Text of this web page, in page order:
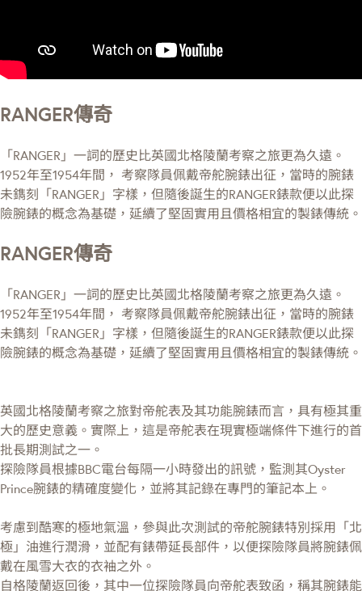
RANGER傳奇
「RANGER」一詞的歷史比英國北格陵蘭考察之旅更為久遠。
1952年至1954年間， 考察隊員佩戴帝舵腕錶出征，當時的腕錶
未鐫刻「RANGER」字樣，但隨後誕生的RANGER錶款便以此探
險腕錶的概念為基礎，延續了堅固實用且價格相宜的製錶傳統。
RANGER傳奇
「RANGER」一詞的歷史比英國北格陵蘭考察之旅更為久遠。
1952年至1954年間， 考察隊員佩戴帝舵腕錶出征，當時的腕錶
未鐫刻「RANGER」字樣，但隨後誕生的RANGER錶款便以此探
險腕錶的概念為基礎，延續了堅固實用且價格相宜的製錶傳統。
英國北格陵蘭考察之旅對帝舵表及其功能腕錶而言，具有極其重
大的歷史意義。實際上，這是帝舵表在現實極端條件下進行的首
批長期測試之一。
探險隊員根據BBC電台每隔一小時發出的訊號，監測其Oyster
Prince腕錶的精確度變化，並將其記錄在專門的筆記本上。
考慮到酷寒的極地氣溫，參與此次測試的帝舵腕錶特別採用「北
極」油進行潤滑，並配有錶帶延長部件，以便探險隊員將腕錶佩
戴在風雪大衣的衣袖之外。
自格陵蘭返回後，其中一位探險隊員向帝舵表致函，稱其腕錶能